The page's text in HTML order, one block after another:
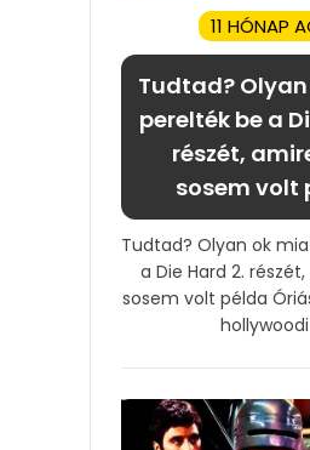
11 HÓNAP
Tudtad?
perelték be a
részét,
sosem volt
Tudtad? Olyan ok
a Die Hard 2.
sosem volt példa
hollywoodi